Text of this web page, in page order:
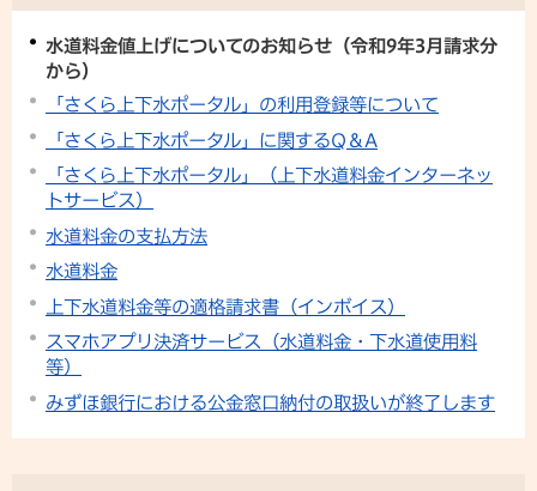
水道料金値上げについてのお知らせ（令和9年3月請求分
から）
「さくら上下水ポータル」の利用登録等について
「さくら上下水ポータル」に関するQ＆A
「さくら上下水ポータル」（上下水道料金インターネッ
トサービス）
水道料金の支払方法
水道料金
上下水道料金等の適格請求書（インボイス）
スマホアプリ決済サービス（水道料金・下水道使用料
等）
みずほ銀行における公金窓口納付の取扱いが終了します